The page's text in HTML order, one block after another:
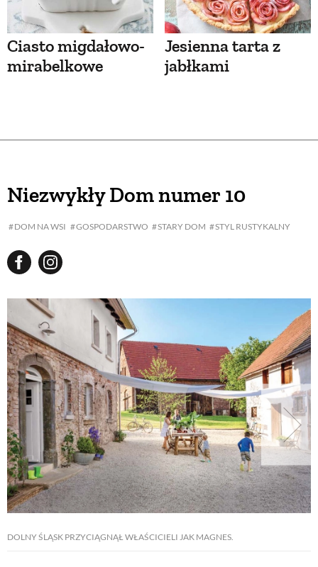
Ciasto migdałowo-
mirabelkowe
Jesienna tarta z
jabłkami
Niezwykły Dom numer 10
DOM NA WSI GOSPODARSTWO STARY DOM STYL RUSTYKALNY
DOLNY ŚLĄSK PRZYCIĄGNĄŁ WŁAŚCICIELI JAK MAGNES.